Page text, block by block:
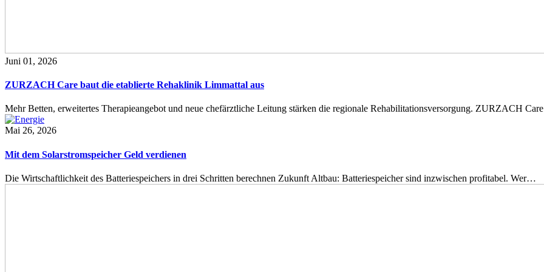
Juni 01, 2026
ZURZACH Care baut die etablierte Rehaklinik Limmattal aus
Mehr Betten, erweitertes Therapieangebot und neue chefärztliche Leitung stärken die regionale Rehabilitationsversorgung. ZURZACH
Mai 26, 2026
Mit dem Solarstromspeicher Geld verdienen
Die Wirtschaftlichkeit des Batteriespeichers in drei Schritten berechnen Zukunft Altbau: Batteriespeicher sind inzwischen profitabel. Wer…